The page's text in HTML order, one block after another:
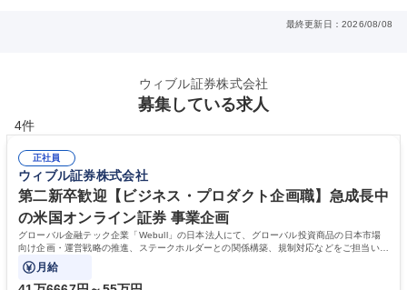
最終更新日：2026/08/08
ウィブル証券株式会社
募集している求人
4件
正社員
ウィブル証券株式会社
第二新卒歓迎【ビジネス・プロダクト企画職】急成長中
の米国オンライン証券 事業企画
グローバル金融テック企業「Webull」の日本法人にて、グローバル投資商品の日本市場
向け企画・運営戦略の推進、ステークホルダーとの関係構築、規制対応などをご担当いた
だきます。
月給